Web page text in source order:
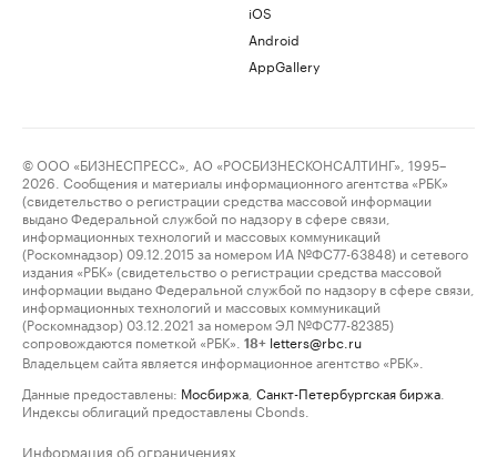
iOS
Android
AppGallery
© ООО «БИЗНЕСПРЕСС», АО «РОСБИЗНЕСКОНСАЛТИНГ», 1995–
2026. Сообщения и материалы информационного агентства «РБК»
(свидетельство о регистрации средства массовой информации
выдано Федеральной службой по надзору в сфере связи,
информационных технологий и массовых коммуникаций
(Роскомнадзор) 09.12.2015 за номером ИА №ФС77-63848) и сетевого
издания «РБК» (свидетельство о регистрации средства массовой
информации выдано Федеральной службой по надзору в сфере связи,
информационных технологий и массовых коммуникаций
(Роскомнадзор) 03.12.2021 за номером ЭЛ №ФС77-82385)
сопровождаются пометкой «РБК».
18+ letters@rbc.ru
Владельцем сайта является информационное агентство «РБК».
Данные предоставлены: Мосбиржа Санкт-Петербургская биржа
Индексы облигаций предоставлены Cbonds.
Информация об ограничениях